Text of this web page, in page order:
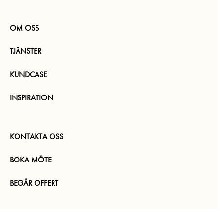
OM OSS
TJÄNSTER
KUNDCASE
INSPIRATION
KONTAKTA OSS
BOKA MÖTE
BEGÄR OFFERT